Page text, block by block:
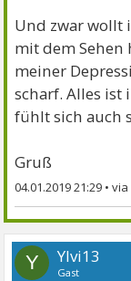
Und zwar wollt
mit dem Sehen
meiner
scharf. Alles ist
fühlt sich auch
Gruß
04.01.2019 21:29 •
Y Ylvi13
Gast